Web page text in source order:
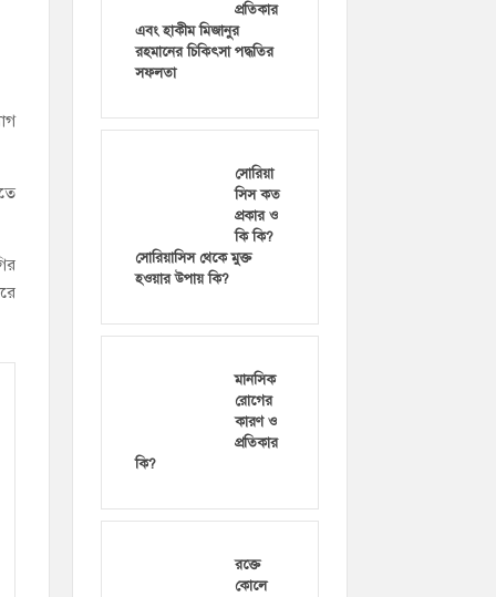
প্রতিকার
এবং হাকীম মিজানুর
রহমানের চিকিৎসা পদ্ধতির
সফলতা
সোরিয়া
সিস কত
প্রকার ও
কি কি?
সোরিয়াসিস থেকে মুক্ত
হওয়ার উপায় কি?
মানসিক
রোগের
কারণ ও
প্রতিকার
কি?
রক্তে
কোলে